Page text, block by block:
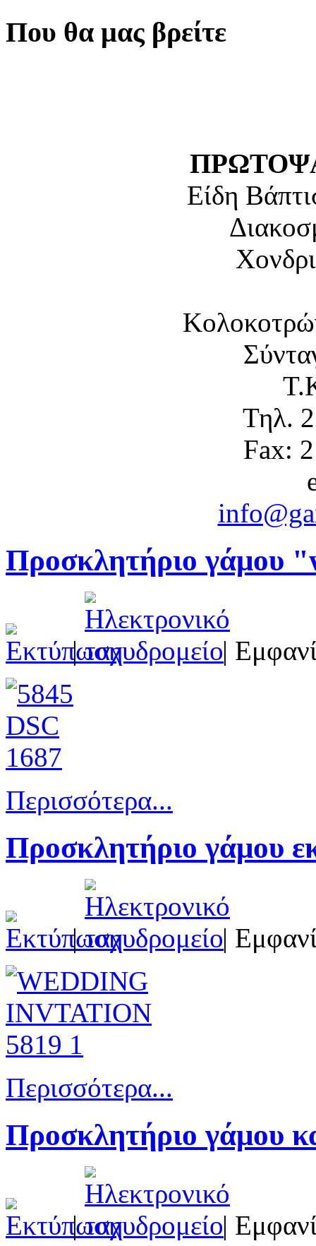
Που θα μας βρείτε
Είδη
Τηλ.
Fax:
Προσκλητήριο γάμου
| |
Περισσότερα...
Προσκλητήριο γάμου
| |
Περισσότερα...
Προσκλητήριο γάμου
| |